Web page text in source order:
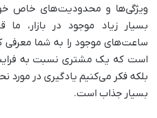
ویژگی‌ها و محدودیت‌های خاص
بسیار زیاد موجود در بازار، ما
ساعت‌های موجود را به شما معرفی
است که یک مشتری نسبت به
بلکه فکر می‌کنیم یادگیری در مورد
بسیار جذاب است.